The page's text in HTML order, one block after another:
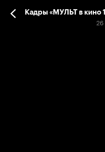
Кадры «МУЛЬТ в кино
26